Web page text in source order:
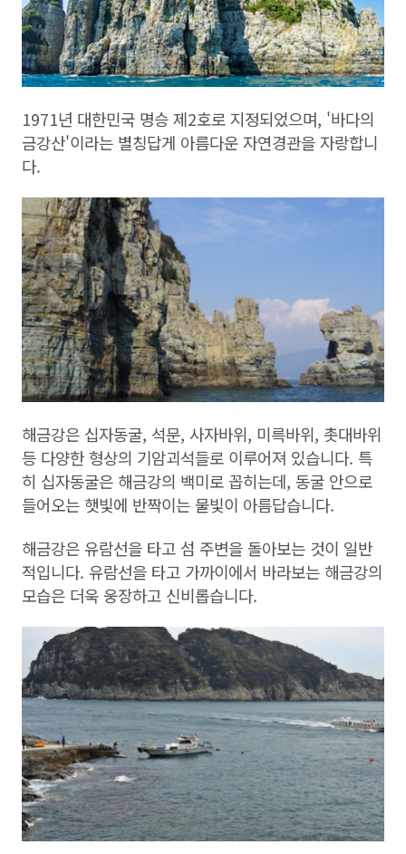
1971년 대한민국 명승 제2호로 지정되었으며, '바다의
금강산'이라는 별칭답게 아름다운 자연경관을 자랑합니
다.
해금강은 십자동굴, 석문, 사자바위, 미륵바위, 촛대바위
등 다양한 형상의 기암괴석들로 이루어져 있습니다. 특
히 십자동굴은 해금강의 백미로 꼽히는데, 동굴 안으로
들어오는 햇빛에 반짝이는 물빛이 아름답습니다.
해금강은 유람선을 타고 섬 주변을 돌아보는 것이 일반
적입니다. 유람선을 타고 가까이에서 바라보는 해금강의
모습은 더욱 웅장하고 신비롭습니다.